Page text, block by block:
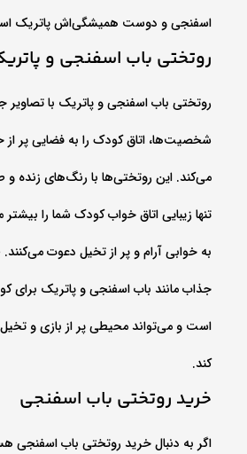
اسفنجی و دوست همیشگی‌اش پاتریک
روتختی باب اسفنجی و
روتختی باب اسفنجی و پاتریک با تصاویر
شخصیت‌ها، اتاق کودک را به فضایی پر از
می‌کند. این روتختی‌ها با رنگ‌های زنده و
تنها زیبایی اتاق خواب کودک شما را بیشتر
به خوابی آرام و پر از تخیل دعوت
جذاب مانند باب اسفنجی و پاتریک برای
است و می‌تواند محیطی پر از بازی و تخیل
کند.
خرید روتختی باب اسفنجی
اگر به دنبال خرید روتختی باب اسفنجی